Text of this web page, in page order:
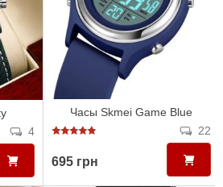
4
Часы Skmei Game Blue
22
695 грн